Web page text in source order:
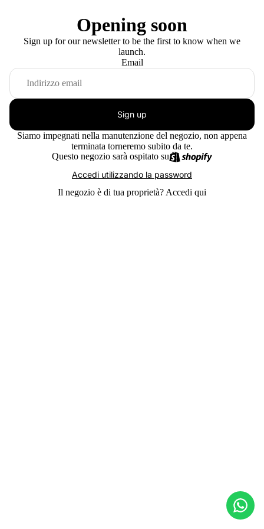
Opening soon
Sign up for our newsletter to be the first to know when we
launch.
Email
Sign up
Siamo impegnati nella manutenzione del negozio, non appena
terminata torneremo subito da te.
Questo negozio sarà ospitato su
Accedi utilizzando la password
Il negozio è di tua proprietà? Accedi qui